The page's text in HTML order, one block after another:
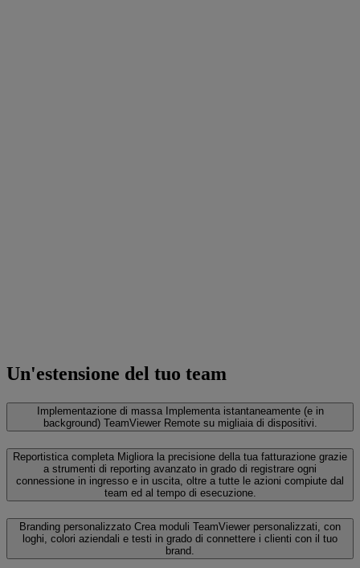
Un'estensione del tuo team
Implementazione di massa
Implementa istantaneamente (e in
background) TeamViewer Remote su migliaia di dispositivi.
Reportistica completa Migliora la precisione della tua fatturazione grazie
a strumenti di reporting avanzato in grado di registrare ogni
connessione in ingresso e in uscita, oltre a tutte le azioni compiute dal
team ed al tempo di esecuzione.
Branding personalizzato Crea moduli TeamViewer personalizzati, con
loghi, colori aziendali e testi in grado di connettere i clienti con il tuo
brand.